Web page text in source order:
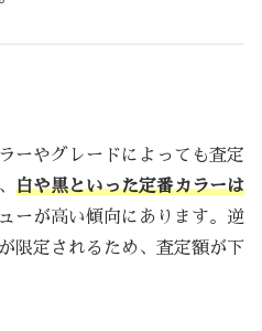
ーやグレードによっても査定
白や黒といった定番カラーは
ーが高い傾向にあります。逆
限定されるため、査定額が下